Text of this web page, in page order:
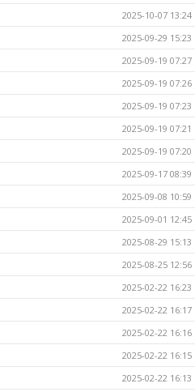
2025-10-07 13:24
2025-09-29 15:23
2025-09-19 07:27
2025-09-19 07:26
2025-09-19 07:23
2025-09-19 07:21
2025-09-19 07:20
2025-09-17 08:39
2025-09-08 10:59
2025-09-01 12:45
2025-08-29 15:13
2025-08-25 12:56
2025-02-22 16:23
2025-02-22 16:17
2025-02-22 16:16
2025-02-22 16:15
2025-02-22 16:13